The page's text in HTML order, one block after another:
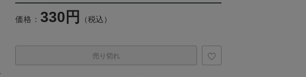
価格： 330円 （税込）
売り切れ